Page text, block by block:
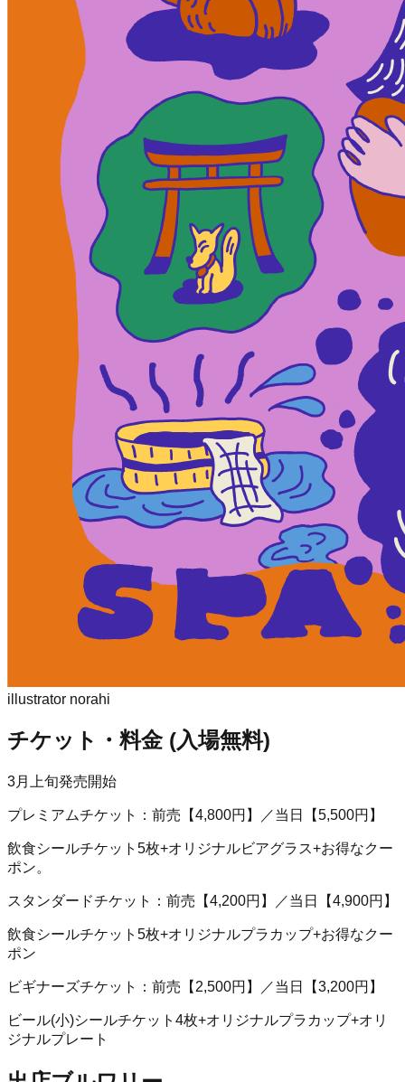
illustrator norahi
チケット・料金 (入場無料)
3月上旬発売開始
プレミアムチケット：前売【4,800円】／当日【5,500円】
飲食シールチケット5枚+オリジナルビアグラス+お得なクー
ポン。
スタンダードチケット：前売【4,200円】／当日【4,900円】
飲食シールチケット5枚+オリジナルプラカップ+お得なクー
ポン
ビギナーズチケット：前売【2,500円】／当日【3,200円】
ビール(小)シールチケット4枚+オリジナルプラカップ+オリ
ジナルプレート